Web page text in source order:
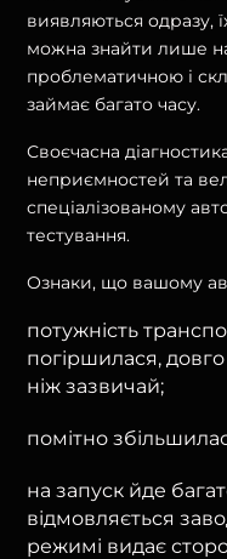
виявляються одразу,
можна знайти лише
проблематичною і
займає багато часу.
Своєчасна
неприємностей та
спеціалізованому
тестування.
Ознаки, що вашому
потужність
погіршилася,
ніж зазвичай;
помітно
на запуск йде
відмовляється
режимі видає